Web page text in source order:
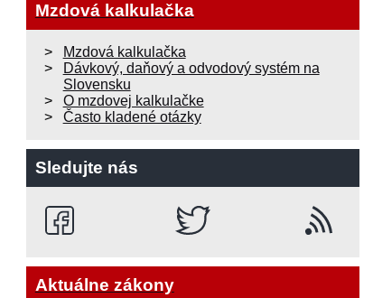
Mzdová kalkulačka
Mzdová kalkulačka
Dávkový, daňový a odvodový systém na
Slovensku
O mzdovej kalkulačke
Často kladené otázky
Sledujte nás
Aktuálne zákony